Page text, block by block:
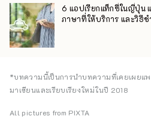
6 แอปเรียกแท็กซี่ในญี่ปุ่น
ภาษาที่ให้บริการ และวิธีช
*บทความนี้เป็นการนำบทความที่เคยเผยแ
มาเขียนและเรียบเรียงใหม่ในปี 2018
All pictures from PIXTA